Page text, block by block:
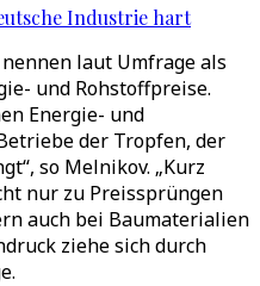
Industrie hart
laut Umfrage als
und Rohstoffpreise.
Energie- und
der Tropfen, der
so Melnikov. „Kurz
nur zu Preissprüngen
auch bei Baumaterialien
ziehe sich durch